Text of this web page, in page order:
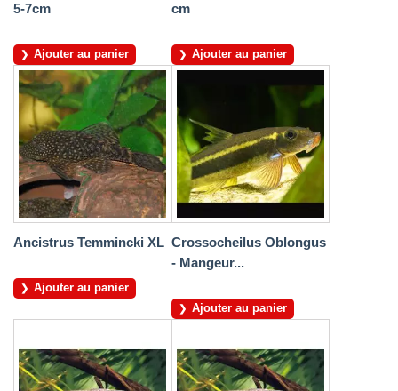
5-7cm
Ajouter au panier
cm
Ajouter au panier
Ancistrus Temmincki XL
Ajouter au panier
Crossocheilus Oblongus
- Mangeur...
Ajouter au panier